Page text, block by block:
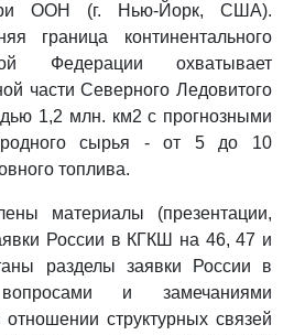
ООН (г. Нью-Йорк, США).
граница континентального
Федерации охватывает
части Северного Ледовитого
1,2 млн. км2 с прогнозными
сырья - от 5 до 10
топлива.
материалы (презентации,
России в КГКШ на 46, 47 и
разделы заявки России в
и замечаниями
структурных связей